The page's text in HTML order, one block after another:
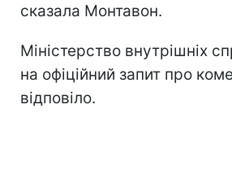
сказала Монтавон.
Міністерство внутрішніх
на офіційний запит про
відповіло.